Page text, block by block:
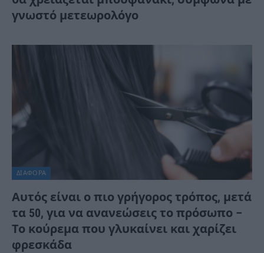
γνωστό μετεωρολόγο
ΔΙΆΦΟΡΑ
Αυτός είναι ο πιο γρήγορος τρόπος, μετά
τα 50, για να ανανεώσεις το πρόσωπο –
Το κούρεμα που γλυκαίνει και χαρίζει
φρεσκάδα